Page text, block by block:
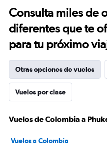
Consulta miles de
diferentes que te
para tu próximo
Otras opciones de vuelos
Vuelos por clase
Vuelos de Colombia a
Vuelos a Colombia